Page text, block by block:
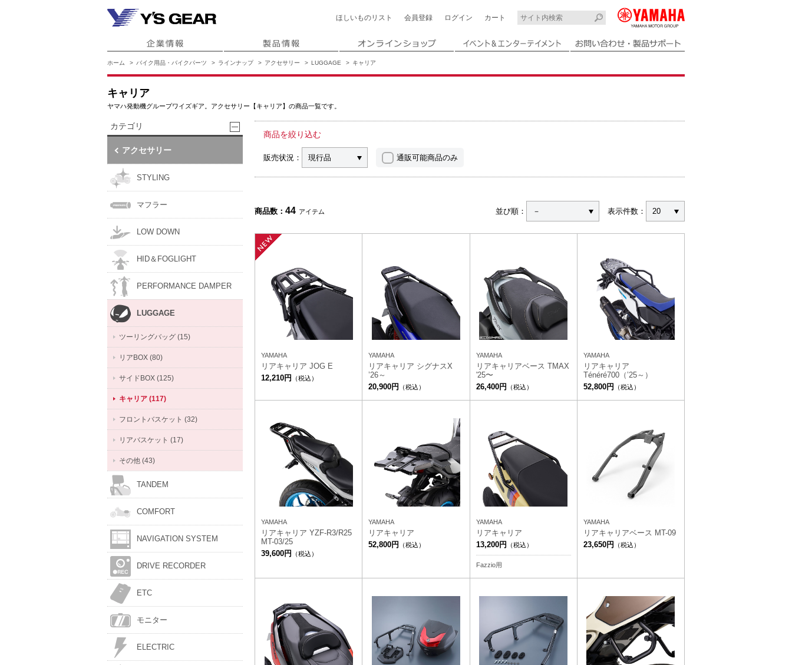
ほしいもの リスト 会員登録 ログイン カート
ホーム バイク用品・バイクパーツ ラインナップ アクセサリー LUGGAGE キャリア
キャリア
ヤマハ発動機グループワイズギア。アクセサリー【キャリア】の商品一覧です。
商品を絞り込む
販売状況： 現行品 通販可能商品のみ
商品数：44 アイテム 並び順： － 表示件数： 20
YAMAHA
リアキャリア JOG E
12,210円
（税込）
YAMAHA
リアキャリア シグナスX
’26～
20,900円
（税込）
YAMAHA
リアキャリアベース TMAX
'25〜
26,400円
（税込）
YAMAHA
リアキャリア
Ténéré700（’25～）
52,800円
（税込）
YAMAHA
リアキャリア YZF-R3/R25
MT-03/25
39,600円
（税込）
YAMAHA
リアキャリア
52,800円
（税込）
YAMAHA
リアキャリア
13,200円
（税込）
Fazzio用
YAMAHA
リアキャリアベース MT-09
23,650円
（税込）
カテゴリ
アクセサリー
STYLING
マフラー
LOW DOWN
HID＆FOGLIGHT
PERFORMANCE DAMPER
LUGGAGE
ツーリングバッグ (15)
リアBOX (80)
サイドBOX (125)
キャリア (117)
フロントバスケット (32)
リアバスケット (17)
その他 (43)
TANDEM
COMFORT
NAVIGATION SYSTEM
DRIVE RECORDER
ETC
モニター
ELECTRIC